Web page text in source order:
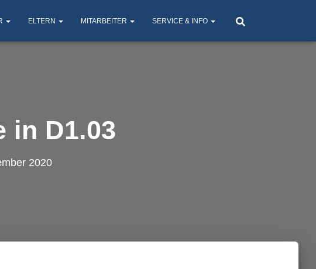
ELTERN MITARBEITER SERVICE & INFO
in D1.03
2020